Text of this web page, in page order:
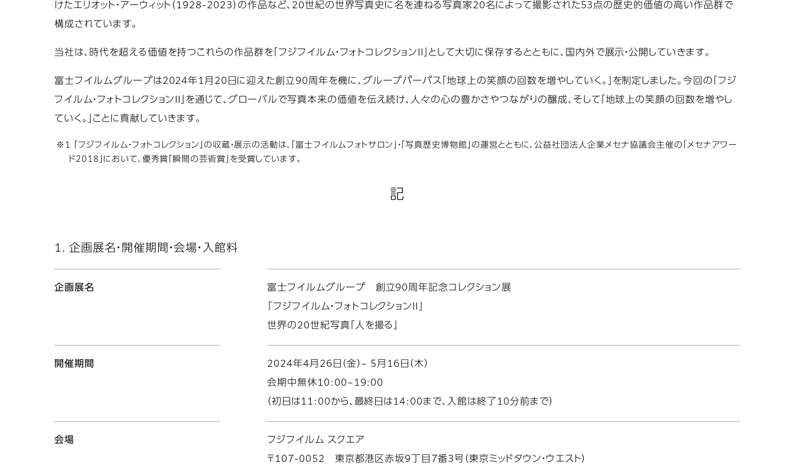
けたエリオット・アーウィット（1928-2023）の作品など、20世紀の世界写真史に名を連ねる写真家20名によって撮影された53点の歴史的価値の高い作品群で
構成されています。
当社は、時代を超える価値を持つこれらの作品群を「フジフイルム・フォトコレクションII」として大切に保存するとともに、国内外で展示・公開していきます。
富士フイルムグループは2024年1月20日に迎えた創立90周年を機に、グループパーパス「地球上の笑顔の回数を増やしていく。」を制定しました。今回の「フジ
フイルム・フォトコレクションII」を通じて、グローバルで写真本来の価値を伝え続け、人々の心の豊かさやつながりの醸成、そして「地球上の笑顔の回数を増やし
ていく。」ことに貢献していきます。
※1 「フジフイルム・フォトコレクション」の収蔵・展示の活動は、「富士フイルムフォトサロン」・「写真歴史博物館」の運営とともに、公益社団法人企業メセナ協議会主催の「メセナアワー
ド2018」において、優秀賞「瞬間の芸術賞」を受賞しています。
記
1. 企画展名・開催期間・会場・入館料
企画展名
富士フイルムグループ 創立90周年記念コレクション展
『フジフイルム・フォトコレクションII』
世界の20世紀写真「人を撮る」
開催期間
2024年4月26日（金）– 5月16日（木）
会期中無休10:00–19:00
（初日は11:00から、最終日は14:00まで、入館は終了10分前まで）
会場
フジフイルム スクエア
〒107-0052 東京都港区赤坂9丁目7番3号（東京ミッドタウン・ウエスト）